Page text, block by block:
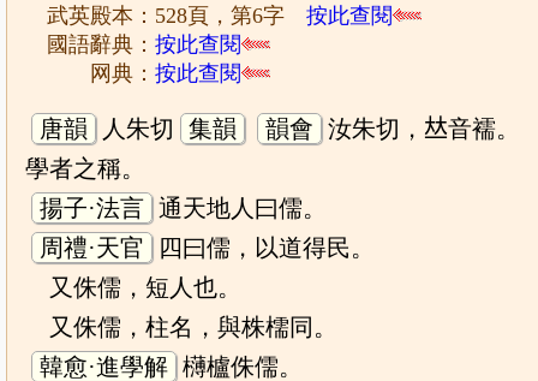
武英殿本：528頁，第6字按此查閱
國語辭典：按此查閱
网典：按此查閱
唐韻 人朱切 集韻 韻會 汝朱切，𠀤音襦。
學者之稱。
揚子·法言 通天地人曰儒。
周禮·天官
四曰儒，以道得民。
又侏儒，短人也。
又侏儒，柱名，與株檽同。
韓愈·進學解 欂櫨侏儒。